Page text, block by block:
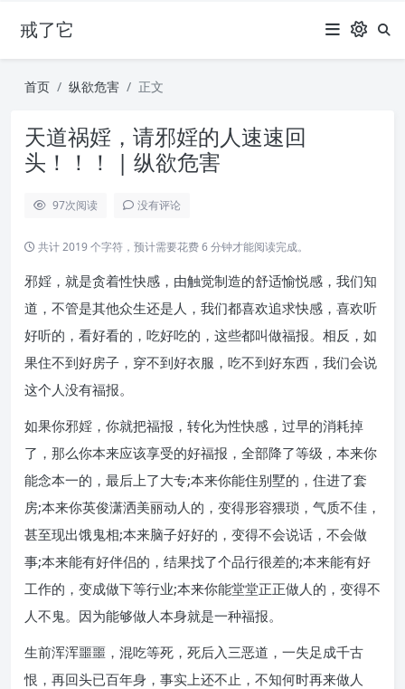
戒了它
首页 纵欲危害 正文
天道祸婬，请邪婬的人速速回
头！！！ | 纵欲危害
97次阅读 没有评论
共计 2019 个字符，预计需要花费 6 分钟才能阅读完成。
邪婬，就是贪着性快感，由触觉制造的舒适愉悦感，我们知
道，不管是其他众生还是人，我们都喜欢追求快感，喜欢听
好听的，看好看的，吃好吃的，这些都叫做福报。相反，如
果住不到好房子，穿不到好衣服，吃不到好东西，我们会说
这个人没有福报。
如果你邪婬，你就把福报，转化为性快感，过早的消耗掉
了，那么你本来应该享受的好福报，全部降了等级，本来你
能念本一的，最后上了大专;本来你能住别墅的，住进了套
房;本来你英俊潇洒美丽动人的，变得形容猥琐，气质不佳，
甚至现出饿鬼相;本来脑子好好的，变得不会说话，不会做
事;本来能有好伴侣的，结果找了个品行很差的;本来能有好
工作的，变成做下等行业;本来你能堂堂正正做人的，变得不
人不鬼。因为能够做人本身就是一种福报。
生前浑浑噩噩，混吃等死，死后入三恶道，一失足成千古
恨，再回头已百年身，事实上还不止，不知何时再来做人